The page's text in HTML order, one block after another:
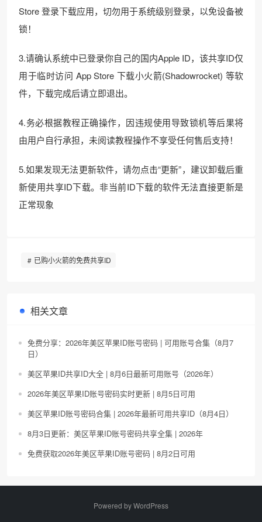
Store 登录下载应用，切勿用于系统级别登录，以免设备被
锁！
3.请确认系统中已登录你自己的国内Apple ID，该共享ID仅
用于临时访问 App Store 下载小火箭(Shadowrocket) 等软
件，下载完成后请立即退出。
4.务必根据教程正确操作，因违规使用导致锁机等后果将
由用户自行承担，未阅读教程操作不享受任何售后支持！
5.如果发现无法更新软件，请勿点击“更新”，建议卸载后重
新使用共享ID下载。非当前ID下载的软件无法直接更新是
正常现象
已购小火箭的免费共享ID
相关文章
免费分享：2026年美区苹果ID账号密码 | 可用账号合集（8月7
日）
美区苹果ID共享ID大全 | 8月6日最新可用账号（2026年）
2026年美区苹果ID账号密码实时更新 | 8月5日可用
美区苹果ID账号密码合集 | 2026年最新可用共享ID（8月4日）
8月3日更新：美区苹果ID账号密码共享全集 | 2026年
免费获取2026年美区苹果ID账号密码 | 8月2日可用
Powered byWordPress